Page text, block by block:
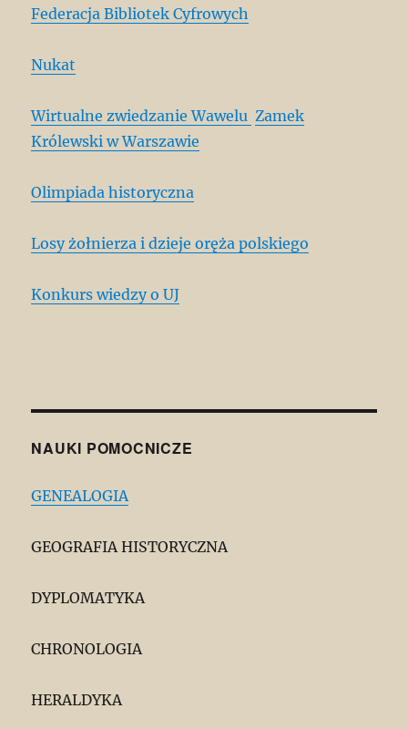
Federacja Bibliotek Cyfrowych
Nukat
Wirtualne zwiedzanie Wawelu Zamek
Królewski w Warszawie
Olimpiada historyczna
Losy żołnierza i dzieje oręża polskiego
Konkurs wiedzy o UJ
NAUKI POMOCNICZE
GENEALOGIA
GEOGRAFIA HISTORYCZNA
DYPLOMATYKA
CHRONOLOGIA
HERALDYKA